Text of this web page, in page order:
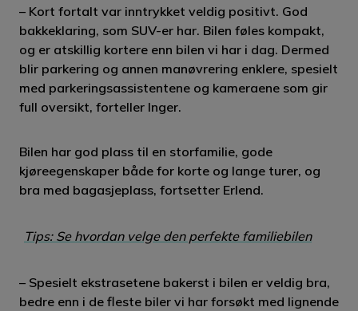
– Kort fortalt var inntrykket veldig positivt. God
bakkeklaring, som SUV-er har. Bilen føles kompakt,
og er atskillig kortere enn bilen vi har i dag. Dermed
blir parkering og annen manøvrering enklere, spesielt
med parkeringsassistentene og kameraene som gir
full oversikt, forteller Inger.
Bilen har god plass til en storfamilie, gode
kjøreegenskaper både for korte og lange turer, og
bra med bagasjeplass, fortsetter Erlend.
Tips: Se hvordan velge den perfekte familiebilen
– Spesielt ekstrasetene bakerst i bilen er veldig bra,
bedre enn i de fleste biler vi har forsøkt med lignende